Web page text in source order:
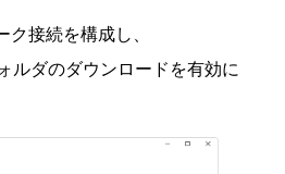
接続を構成し、
ルダのダウンロードを有効に